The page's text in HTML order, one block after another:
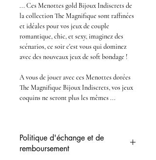
... Ces Menottes gold Bijoux Indiscrets de
la collectionThe Magnifique sont raffinées
et idéales pour vos jeux de couple
romantique, chic, et sexy, imaginez des
scénarios, ce soir c'est vous qui dominez
avec des nouveaux jeux de soft bondage !
A vous de jouer avec ces Menottes dorées
The Magnifique Bijoux Indiscrets, vos jeux
coquins ne seront plus les mêmes ...
Politique d'échange et de
remboursement